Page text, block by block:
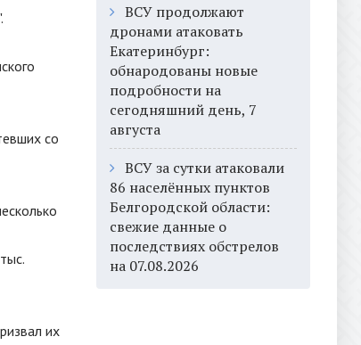
".
со
их
ВСУ продолжают
дронами атаковать
Екатеринбург:
обнародованы новые
подробности на
сегодняшний день, 7
августа
ВСУ за сутки атаковали
86 населённых пунктов
Белгородской области:
свежие данные о
последствиях обстрелов
на 07.08.2026